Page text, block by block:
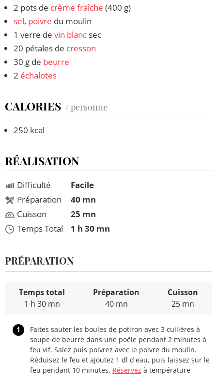
2 pots de crème fraîche (400 g)
sel, poivre du moulin
1 verre de vin blancsec
20 pétales de cresson
30 g de beurre
2 échalotes
CALORIES / personne
250 kcal
RÉALISATION
Difficulté
Préparation
Cuisson
Temps Total
Facile
40 mn
25 mn
1 h 30 mn
PRÉPARATION
Temps total
1 h 30 mn
Préparation
40 mn
Cuisson
25 mn
1
Faites sauter les boules de potiron avec 3 cuillères à
soupe de beurre dans une poêle pendant 2 minutes à
feu vif. Salez puis poivrez avec le poivre du moulin.
Réduisez le feu et ajoutez 1 dl d'eau, puis laissez sur le
feu pendant 10 minutes. Réservez à température